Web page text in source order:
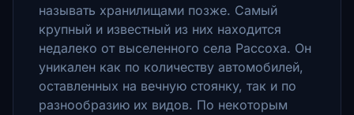
называть хранилищами позже. Самый
крупный и известный из них находится
недалеко от выселенного села Рассоха. Он
уникален как по количеству автомобилей,
оставленных на вечную стоянку, так и по
разнообразию их видов. По некоторым